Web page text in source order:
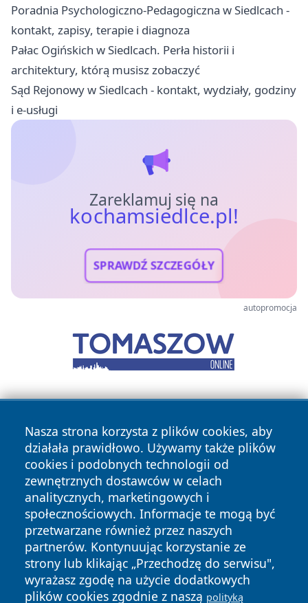
Poradnia Psychologiczno-Pedagogiczna w Siedlcach -
kontakt, zapisy, terapie i diagnoza
Pałac Ogińskich w Siedlcach. Perła historii i
architektury, którą musisz zobaczyć
Sąd Rejonowy w Siedlcach - kontakt, wydziały, godziny
i e-usługi
Zareklamuj się na
kochamsiedlce.pl!
SPRAWDŹ SZCZEGÓŁY
autopromocja
Nasza strona korzysta z plików cookies, aby
działała prawidłowo. Używamy także plików
cookies i podobnych technologii od
zewnętrznych dostawców w celach
analitycznych, marketingowych i
społecznościowych. Informacje te mogą być
przetwarzane również przez naszych
partnerów. Kontynuując korzystanie ze
strony lub klikając „Przechodzę do serwisu",
wyrażasz zgodę na użycie dodatkowych
plików cookies zgodnie z naszą polityką
Copyright © 2026 kochamsiedlce.pl Wszystkie prawa
zastrzeżone.
News Autorzy
Polityka
Prywatności
Polityka
Cookies